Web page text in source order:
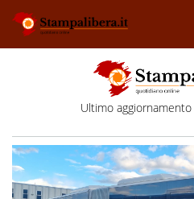
Ultimo aggiornamento